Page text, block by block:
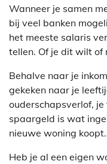
Wanneer je samen
bij veel banken
het meeste salaris
tellen. Of je dit wilt of
Behalve naar je
gekeken naar je
ouderschapsverlof,
spaargeld is wat
nieuwe woning koopt.
Heb je al een eigen